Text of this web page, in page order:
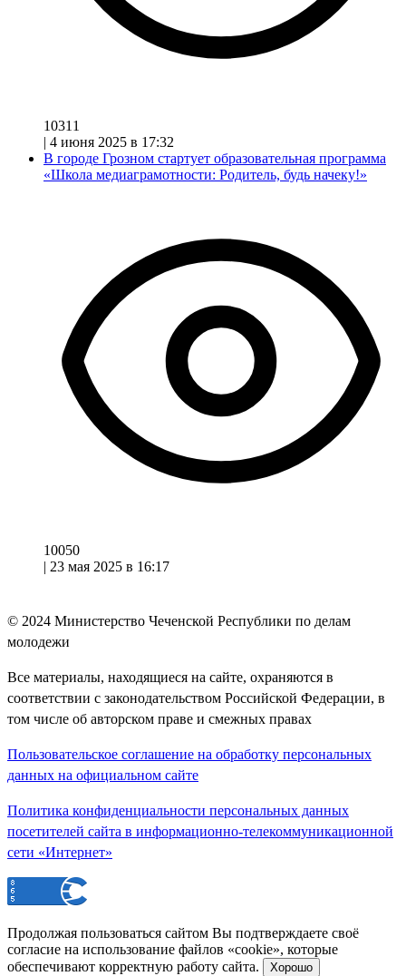
10311
| 4 июня 2025 в 17:32
В городе Грозном стартует образовательная программа
«Школа медиаграмотности: Родитель, будь начеку!»
10050
| 23 мая 2025 в 16:17
© 2024 Министерство Чеченской Республики по делам
молодежи
Все материалы, находящиеся на сайте, охраняются в
соответствии с законодательством Российской Федерации, в
том числе об авторском праве и смежных правах
Пользовательское соглашение на обработку персональных
данных на официальном сайте
Политика конфиденциальности персональных данных
посетителей сайта в информационно-телекоммуникационной
сети «Интернет»
Продолжая пользоваться сайтом Вы подтверждаете своё
согласие на использование файлов «cookie», которые
обеспечивают корректную работу сайта.
Хорошо